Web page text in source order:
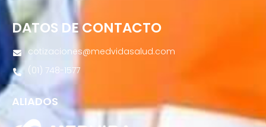
DATOS DE CONTACTO
cotizaciones@medvidasalud.com
(01) 748-1577
ALIADOS